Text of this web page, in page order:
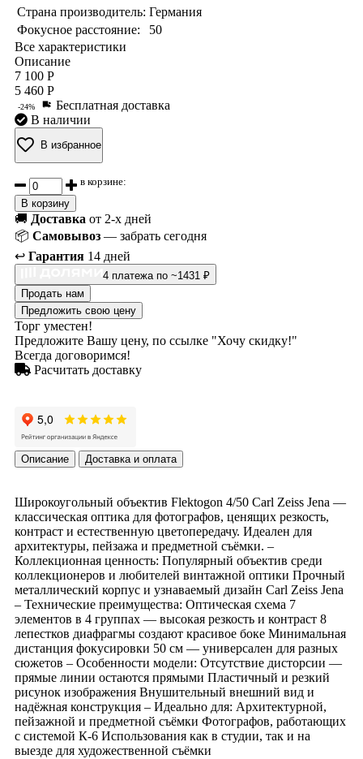
Страна производитель: Германия
Фокусное расстояние:
50
Все характеристики
Описание
7 100 Р
5 460 Р
-24%
Бесплатная доставка
В наличии
В избранное
в корзине:
В корзину
🚚 Доставка от 2-х дней
📦 Самовывоз — забрать сегодня
↩️ Гарантия 14 дней
4 платежа по ~1431 ₽
Продать нам
Предложить свою цену
Торг уместен!
Предложите Вашу цену, по ссылке "Хочу скидку!"
Всегда договоримся!
Расчитать доставку
Описание Доставка и оплата
Широкоугольный объектив Flektogon 4/50 Carl Zeiss Jena —
классическая оптика для фотографов, ценящих резкость,
контраст и естественную цветопередачу. Идеален для
архитектуры, пейзажа и предметной съёмки. –
Коллекционная ценность: Популярный объектив среди
коллекционеров и любителей винтажной оптики Прочный
металлический корпус и узнаваемый дизайн Carl Zeiss Jena
– Технические преимущества: Оптическая схема 7
элементов в 4 группах — высокая резкость и контраст 8
лепестков диафрагмы создают красивое боке Минимальная
дистанция фокусировки 50 см — универсален для разных
сюжетов – Особенности модели: Отсутствие дисторсии —
прямые линии остаются прямыми Пластичный и резкий
рисунок изображения Внушительный внешний вид и
надёжная конструкция – Идеально для: Архитектурной,
пейзажной и предметной съёмки Фотографов, работающих
с системой К-6 Использования как в студии, так и на
выезде для художественной съёмки